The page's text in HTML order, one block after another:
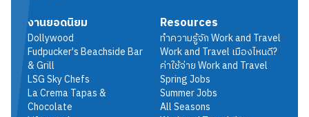
งานยอดนิยม
Dollywood
Fudpucker's Beachside Bar
& Grill
LSG Sky Chefs
La Crema Tapas &
Chocolate
Resources
ทำความรู้จัก Work and Travel
Work and Travel เมืองไหนดี?
ค่าใช้จ่าย Work and Travel
Spring Jobs
Summer Jobs
All Seasons